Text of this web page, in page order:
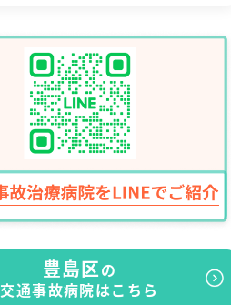
豊島区の
交通事故病院はこちら